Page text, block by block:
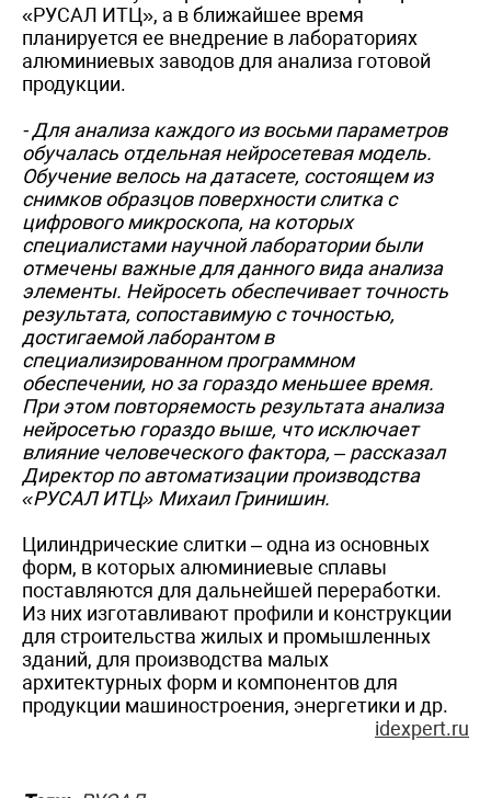
«РУСАЛ ИТЦ», а в ближайшее время
планируется ее внедрение в лабораториях
алюминиевых заводов для анализа готовой
продукции.
- Для анализа каждого из восьми параметров
обучалась отдельная нейросетевая модель.
Обучение велось на датасете, состоящем из
снимков образцов поверхности слитка с
цифрового микроскопа, на которых
специалистами научной лаборатории были
отмечены важные для данного вида анализа
элементы. Нейросеть обеспечивает точность
результата, сопоставимую с точностью,
достигаемой лаборантом в
специализированном программном
обеспечении, но за гораздо меньшее время.
При этом повторяемость результата анализа
нейросетью гораздо выше, что исключает
влияние человеческого фактора, – рассказал
Директор по автоматизации производства
«РУСАЛ ИТЦ» Михаил Гринишин.
Цилиндрические слитки – одна из основных
форм, в которых алюминиевые сплавы
поставляются для дальнейшей переработки.
Из них изготавливают профили и конструкции
для строительства жилых и промышленных
зданий, для производства малых
архитектурных форм и компонентов для
продукции машиностроения, энергетики и др.
idexpert.ru